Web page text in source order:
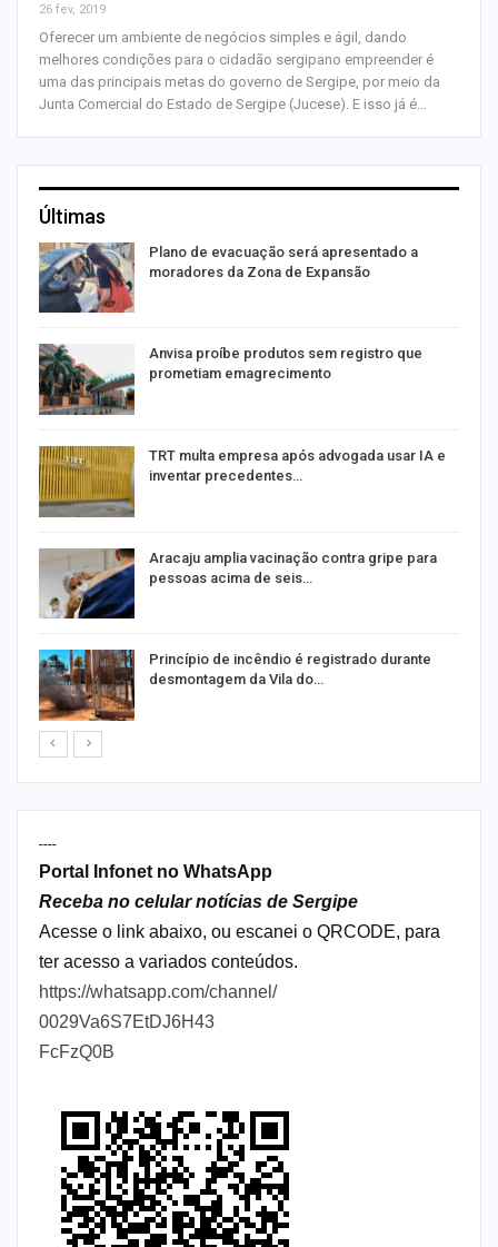
26 fev, 2019
Oferecer um ambiente de negócios simples e ágil, dando
melhores condições para o cidadão sergipano empreender é
uma das principais metas do governo de Sergipe, por meio da
Junta Comercial do Estado de Sergipe (Jucese). E isso já é…
Últimas
Plano de evacuação será apresentado a
moradores da Zona de Expansão
Anvisa proíbe produtos sem registro que
prometiam emagrecimento
TRT multa empresa após advogada usar IA e
inventar precedentes…
Aracaju amplia vacinação contra gripe para
pessoas acima de seis…
Princípio de incêndio é registrado durante
desmontagem da Vila do…
----
Portal Infonet no WhatsApp
Receba no celular notícias de Sergipe
Acesse o link abaixo, ou escanei o QRCODE, para
ter acesso a variados conteúdos.
https://whatsapp.com/channel/
0029Va6S7EtDJ6H43
FcFzQ0B